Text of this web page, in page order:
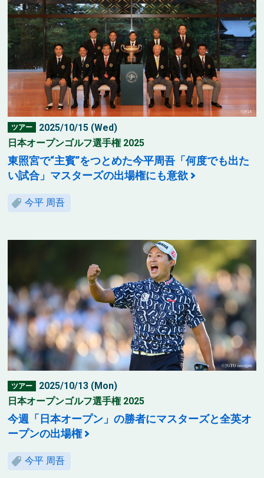
ツアー
2025/10/15 (Wed)
日本オープンゴルフ選手権 2025
東照宮で“主賓”をつとめた今平周吾「何度でも出た
い試合」マスターズの出場権にも意欲
今平 周吾
ツアー
2025/10/13 (Mon)
日本オープンゴルフ選手権 2025
今週「日本オープン」の勝者にマスターズと全英オ
ープンの出場権
今平 周吾